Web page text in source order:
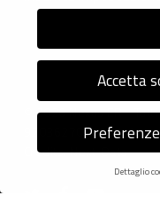
© 2026 Nexus ER -
92036270376 -
Credits: Next-Data
Accetta
Dettaglio